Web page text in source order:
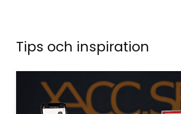
Tips och inspiration